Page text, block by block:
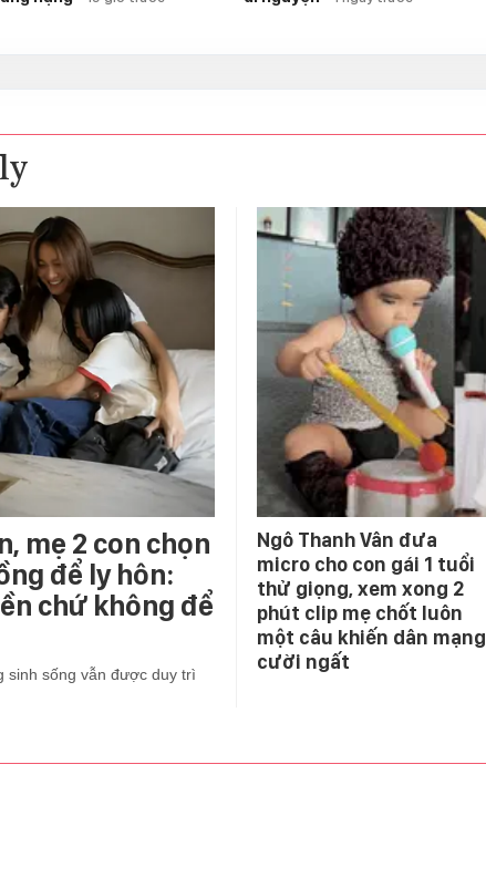
mẹ 2 con chọn
để ly hôn:
chứ không để
sinh sống vẫn được duy trì
Ngô Thanh Vân đưa
micro cho con gái 1 tuổi
thử giọng, xem xong 2
phút clip mẹ chốt luôn
một câu khiến dân mạng
cười ngất